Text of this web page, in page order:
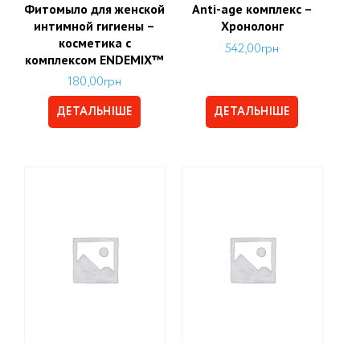
Фитомыло для женской
интимной гигиены –
косметика с
комплексом ENDEMIX™
180,00грн
ДЕТАЛЬНІШЕ
Аnti-age комплекс –
Хронолонг
542,00грн
ДЕТАЛЬНІШЕ